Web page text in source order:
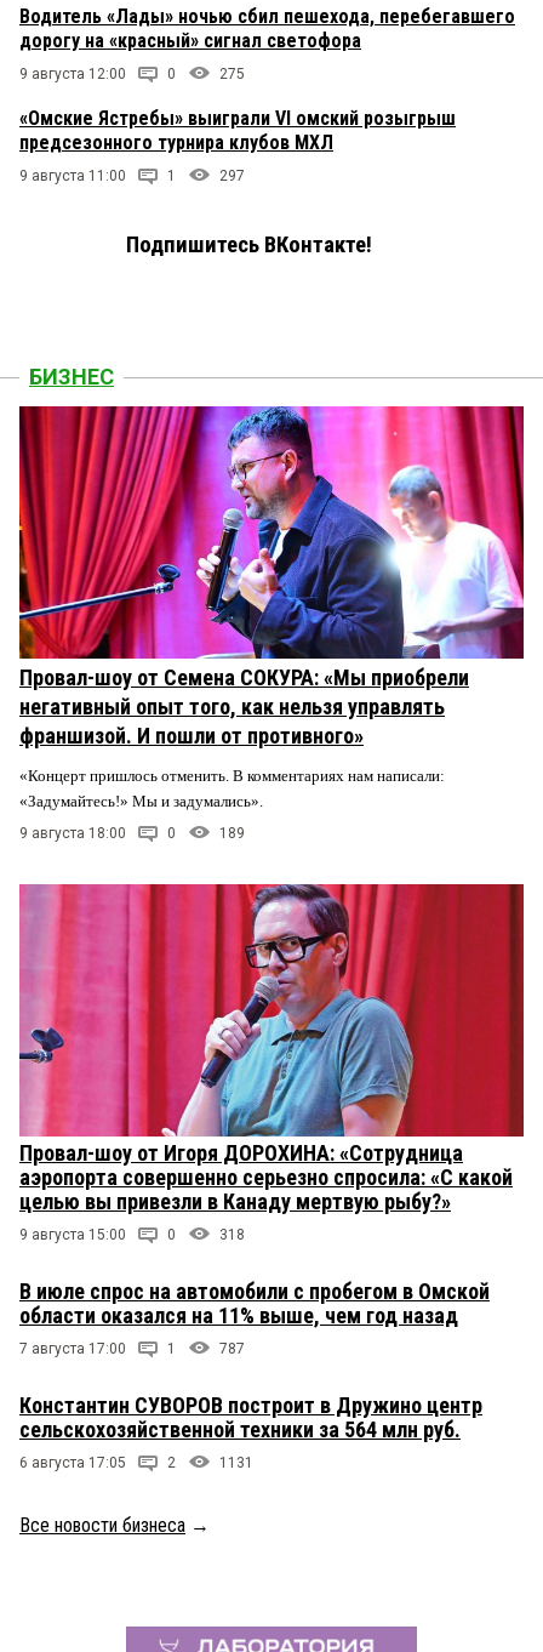
Водитель «Лады» ночью сбил пешехода, перебегавшего
дорогу на «красный» сигнал светофора
9 августа 12:00 0 275
«Омские Ястребы» выиграли VI омский розыгрыш
предсезонного турнира клубов МХЛ
9 августа 11:00 1 297
Подпишитесь ВКонтакте!
БИЗНЕС
Провал-шоу от Семена СОКУРА: «Мы приобрели
негативный опыт того, как нельзя управлять
франшизой. И пошли от противного»
«Концерт пришлось отменить. В комментариях нам написали:
«Задумайтесь!» Мы и задумались».
9 августа 18:00 0 189
Провал-шоу от Игоря ДОРОХИНА: «Сотрудница
аэропорта совершенно серьезно спросила: «С какой
целью вы привезли в Канаду мертвую рыбу?»
9 августа 15:00 0 318
В июле спрос на автомобили с пробегом в Омской
области оказался на 11% выше, чем год назад
7 августа 17:00 1 787
Константин СУВОРОВ построит в Дружино центр
сельскохозяйственной техники за 564 млн руб.
6 августа 17:05 2 1131
Все новости бизнеса →